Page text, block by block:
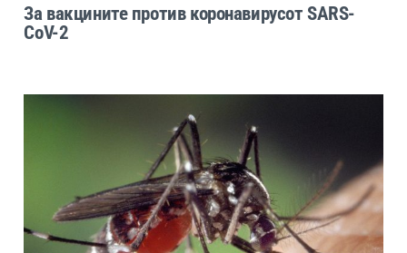
За вакцините против коронавирусот SARS-
CoV-2